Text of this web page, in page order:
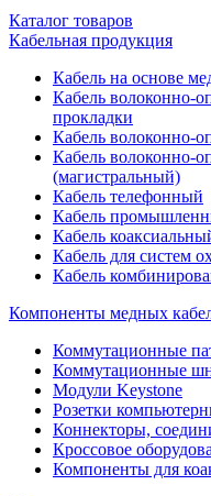
Каталог товаров
Кабельная продукция
Кабель на основе
Кабель волоконно-
прокладки
Кабель волоконно-
Кабель волоконно-
(магистральный)
Кабель телефонный
Кабель
Кабель
Кабель для систем
Кабель
Компоненты медных
Коммутационные
Коммутационные
Модули Keystone
Розетки
Коннекторы,
Кроссовое
Компоненты для